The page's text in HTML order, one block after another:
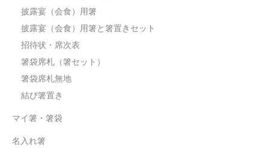
披露宴（会食）用箸
披露宴（会食）用箸と箸置きセット
招待状・席次表
箸袋席札（箸セット）
箸袋席札無地
結び箸置き
マイ箸・箸袋
名入れ箸